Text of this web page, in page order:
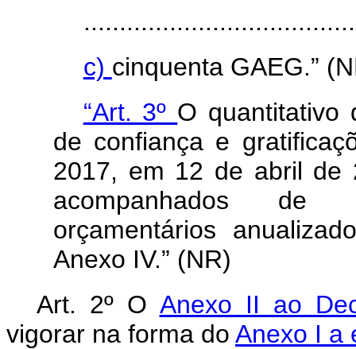
c) cinquenta GAEG.”
“Art. 3º O quantitativo
de confiança e
2017, em 12 de abril
acompanhados de
orçamentários
Anexo IV.” (NR)
Art. 2º O Anexo II ao
vigorar na forma do Anexo I a